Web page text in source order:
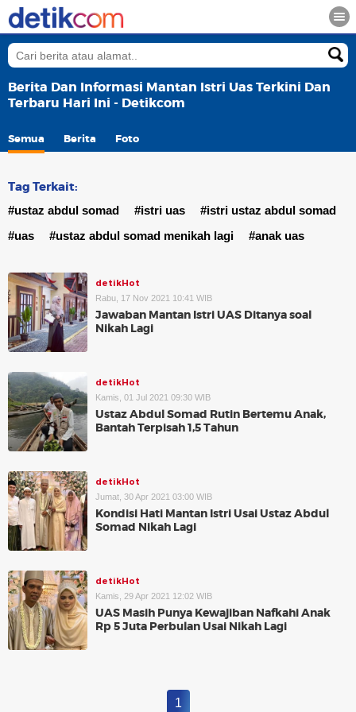
Berita Dan Informasi Mantan Istri Uas Terkini Dan
Terbaru Hari Ini - Detikcom
Semua Berita Foto
Tag Terkait:
#ustaz abdul somad #istri uas
#istri ustaz abdul somad
#uas
#ustaz abdul somad menikah lagi #anak uas
detikHot
Rabu, 17 Nov 2021 10:41 WIB
Jawaban Mantan Istri UAS Ditanya soal
Nikah Lagi
detikHot
Kamis, 01 Jul 2021 09:30 WIB
Ustaz Abdul Somad Rutin Bertemu Anak,
Bantah Terpisah 1,5 Tahun
detikHot
Jumat, 30 Apr 2021 03:00 WIB
Kondisi Hati Mantan Istri Usai Ustaz Abdul
Somad Nikah Lagi
detikHot
Kamis, 29 Apr 2021 12:02 WIB
UAS Masih Punya Kewajiban Nafkahi Anak
Rp 5 Juta Perbulan Usai Nikah Lagi
1